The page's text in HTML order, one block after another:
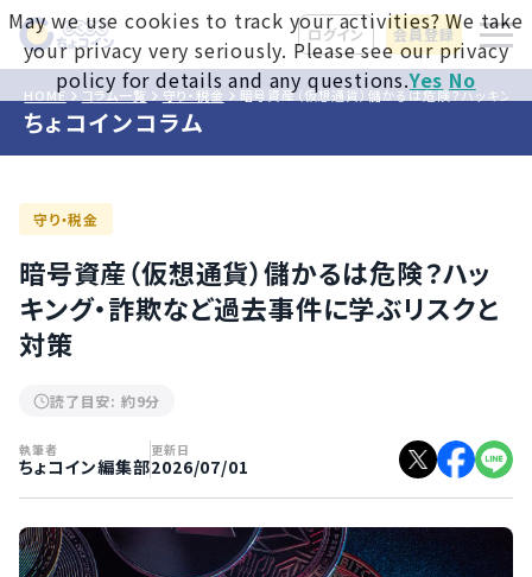
ログイン 会員登録
HOME コラム一覧 守り・税金 暗号資産（仮想通貨）儲かるは危険？ハッキン
ちょコインコラム
守り・税金
暗号資産（仮想通貨）儲かるは危険？ハッ
キング・詐欺など過去事件に学ぶリスクと
対策
読了目安: 約9分
執筆者
ちょコイン編集部
更新日
2026/07/01
May we use cookies to track your activities? We take
your privacy very seriously. Please see our privacy
policy for details and any questions.Yes No